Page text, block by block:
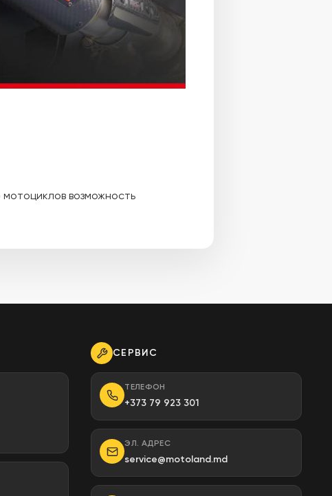
возможность
СЕРВИС
ТЕЛЕФОН
+373 79 923 301
ЭЛ. АДРЕС
service@motoland.md